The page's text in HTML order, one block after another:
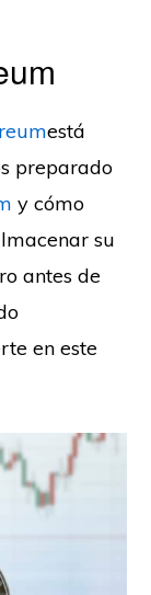
está
preparado
y cómo
su
antes de
en este